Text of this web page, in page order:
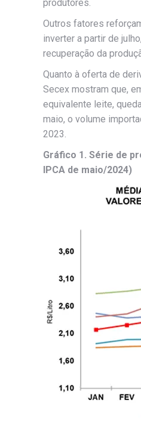
produtores.
Outros fatores
inverter a partir de
recuperação da
Quanto à oferta de
Secex mostram que,
equivalente leite,
maio, o volume
2023.
Gráfico 1. Série de
IPCA de maio/2024)